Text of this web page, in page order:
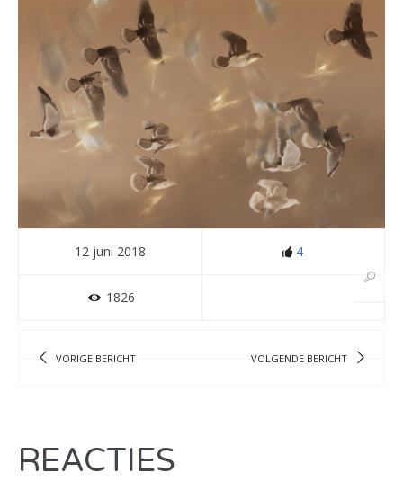
12 juni 2018 4
1826
VORIGE BERICHT VOLGENDE BERICHT
REACTIES